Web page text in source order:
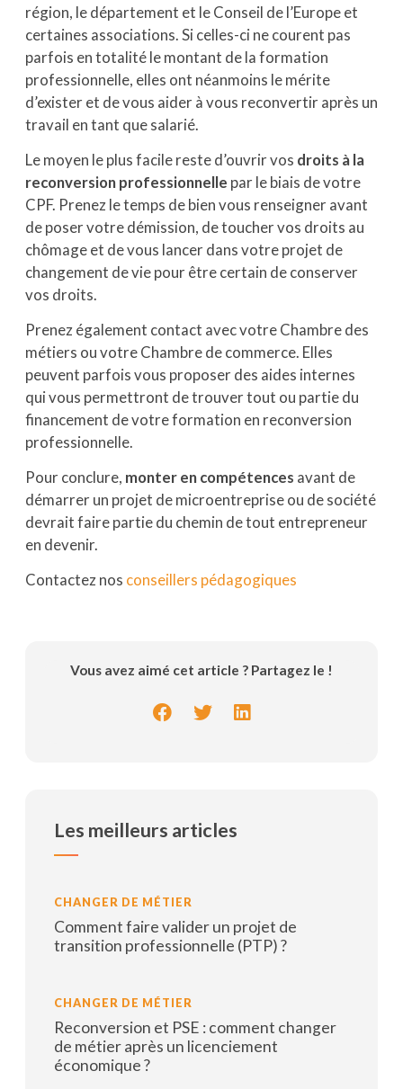
région, le département et le Conseil de l’Europe et
certaines associations. Si celles-ci ne courent pas
parfois en totalité le montant de la formation
professionnelle, elles ont néanmoins le mérite
d’exister et de vous aider à vous reconvertir après un
travail en tant que salarié.
Le moyen le plus facile reste d’ouvrir vos droits à la
reconversion professionnelle par le biais de votre
CPF. Prenez le temps de bien vous renseigner avant
de poser votre démission, de toucher vos droits au
chômage et de vous lancer dans votre projet de
changement de vie pour être certain de conserver
vos droits.
Prenez également contact avec votre Chambre des
métiers ou votre Chambre de commerce. Elles
peuvent parfois vous proposer des aides internes
qui vous permettront de trouver tout ou partie du
financement de votre formation en reconversion
professionnelle.
Pour conclure, monter en compétences avant de
démarrer un projet de microentreprise ou de société
devrait faire partie du chemin de tout entrepreneur
en devenir.
Contactez nos conseillers pédagogiques
Vous avez aimé cet article ? Partagez le !
Les meilleurs articles
CHANGER DE MÉTIER
Comment faire valider un projet de
transition professionnelle (PTP) ?
CHANGER DE MÉTIER
Reconversion et PSE : comment changer
de métier après un licenciement
économique ?